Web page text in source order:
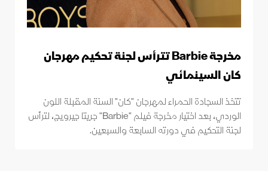
مخرجة Barbie تترأس لجنة تحكيم مهرجان
كان السينمائي
تتخذ السجادة الحمراء لمهرجان "كان" السنة المقبلة اللون
الوردي، بعد اختيار مخرجة فيلم "Barbie" جريتا جيرويج، لترأس
لجنة التحكيم في دورته السابعة والسبعين.